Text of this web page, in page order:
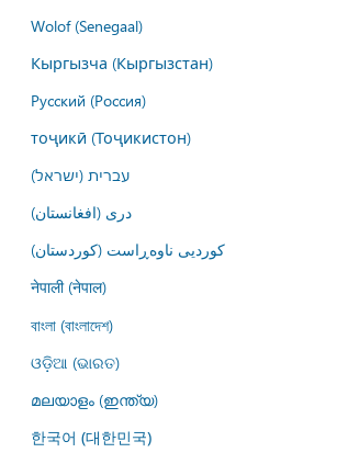
Wolof (Senegaal)
Кыргызча (Кыргызстан)
Русский (Россия)
тоҷикӣ (Тоҷикистон)
עברית (ישראל)
درى (افغانستان)
کوردیی ناوەڕاست (کوردستان)
नेपाली (नेपाल)
বাংলা (বাংলাদেশ)
ଓଡ଼ିଆ (ଭାରତ)
മലയാളം (ഇന്ത്യ)
한국어 (대한민국)